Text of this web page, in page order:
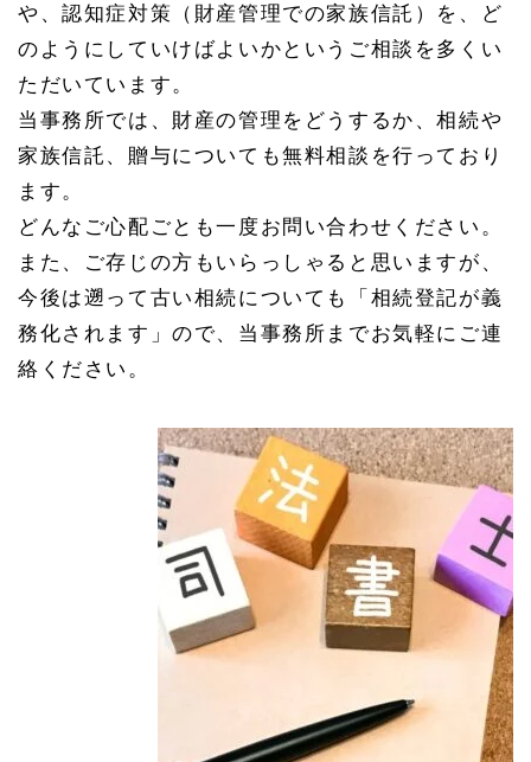
や、認知症対策（財産管理での家族信託）を、ど
のようにしていけばよいかというご相談を多くい
ただいています。
当事務所では、財産の管理をどうするか、相続や
家族信託、贈与についても無料相談を行っており
ます。
どんなご心配ごとも一度お問い合わせください。
また、ご存じの方もいらっしゃると思いますが、
今後は遡って古い相続についても「相続登記が義
務化されます」ので、当事務所までお気軽にご連
絡ください。